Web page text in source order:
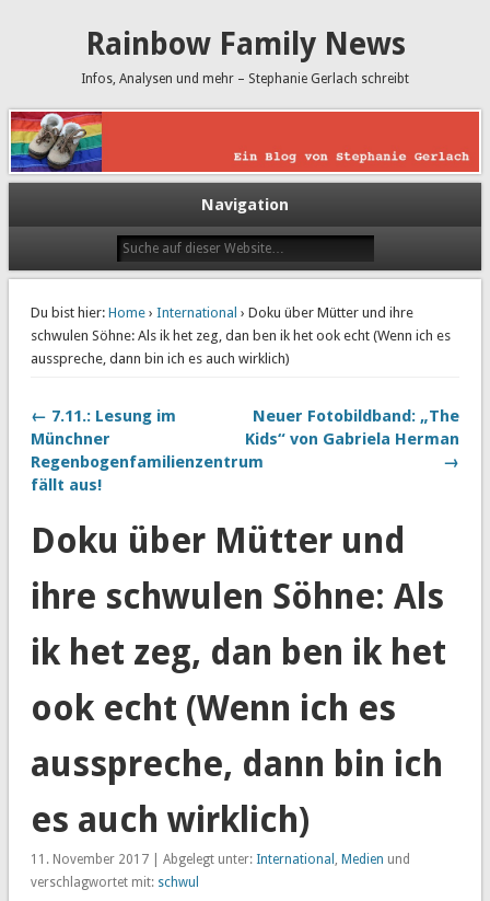
Rainbow Family News
Infos, Analysen und mehr – Stephanie Gerlach schreibt
Navigation
Du bist hier: Home› International › Doku über Mütter und ihre
schwulen Söhne: Als ik het zeg, dan ben ik het ook echt (Wenn ich es
ausspreche, dann bin ich es auch wirklich)
← 7.11.: Lesung im
Münchner
Regenbogenfamilienzentrum
fällt aus!
Neuer Fotobildband: „The
Kids“ von Gabriela Herman
→
Doku über Mütter und
ihre schwulen Söhne: Als
ik het zeg, dan ben ik het
ook echt (Wenn ich es
ausspreche, dann bin ich
es auch wirklich)
11. November 2017 | Abgelegt unter: International Medien und
verschlagwortet mit: schwul